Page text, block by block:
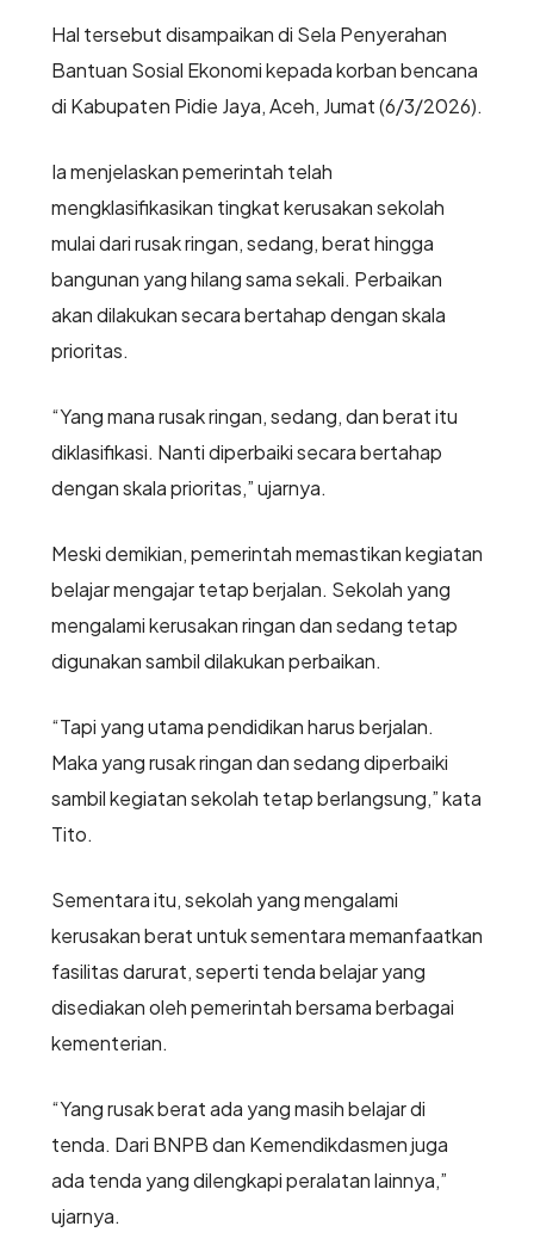
Hal tersebut disampaikan di Sela Penyerahan
Bantuan Sosial Ekonomi kepada korban bencana
di Kabupaten Pidie Jaya, Aceh, Jumat (6/3/2026).
Ia menjelaskan pemerintah telah
mengklasifikasikan tingkat kerusakan sekolah
mulai dari rusak ringan, sedang, berat hingga
bangunan yang hilang sama sekali. Perbaikan
akan dilakukan secara bertahap dengan skala
prioritas.
“Yang mana rusak ringan, sedang, dan berat itu
diklasifikasi. Nanti diperbaiki secara bertahap
dengan skala prioritas,” ujarnya.
Meski demikian, pemerintah memastikan kegiatan
belajar mengajar tetap berjalan. Sekolah yang
mengalami kerusakan ringan dan sedang tetap
digunakan sambil dilakukan perbaikan.
“Tapi yang utama pendidikan harus berjalan.
Maka yang rusak ringan dan sedang diperbaiki
sambil kegiatan sekolah tetap berlangsung,” kata
Tito.
Sementara itu, sekolah yang mengalami
kerusakan berat untuk sementara memanfaatkan
fasilitas darurat, seperti tenda belajar yang
disediakan oleh pemerintah bersama berbagai
kementerian.
“Yang rusak berat ada yang masih belajar di
tenda. Dari BNPB dan Kemendikdasmen juga
ada tenda yang dilengkapi peralatan lainnya,”
ujarnya.